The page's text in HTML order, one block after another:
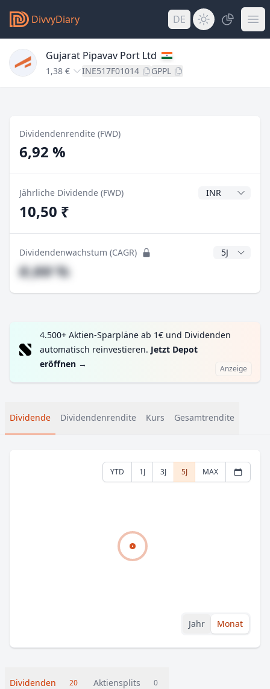
DivvyDiary DE
Gujarat Pipavav Port Ltd
1,38 € INE517F01014 GPPL
Dividendenrendite (FWD)
6,92 %
Jährliche Dividende (FWD)
10,50 ₹
Dividendenwachstum (CAGR) CAGR Jahre
#,## %
4.500+ Aktien-Sparpläne ab 1€ und Dividenden
automatisch reinvestieren. Jetzt Depot
eröffnen → Anzeige
Dividende Dividendenrendite Kurs Gesamtrendite
YTD 1J 3J 5J MAX
Jahr Monat
Dividenden 20 Aktiensplits 0